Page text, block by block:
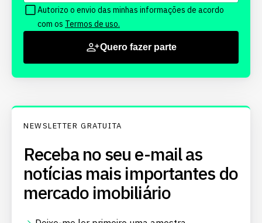
Autorizo o envio das minhas informações de acordo
com os Termos de uso.
Quero fazer parte
NEWSLETTER GRATUITA
Receba no seu e-mail as
notícias mais importantes do
mercado imobiliário